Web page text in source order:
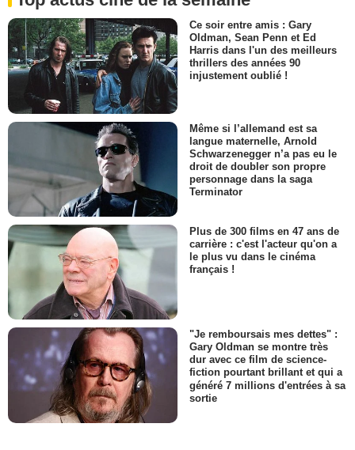
Ce soir entre amis : Gary
Oldman, Sean Penn et Ed
Harris dans l'un des meilleurs
thrillers des années 90
injustement oublié !
Même si l’allemand est sa
langue maternelle, Arnold
Schwarzenegger n’a pas eu le
droit de doubler son propre
personnage dans la saga
Terminator
Plus de 300 films en 47 ans de
carrière : c'est l'acteur qu'on a
le plus vu dans le cinéma
français !
"Je remboursais mes dettes" :
Gary Oldman se montre très
dur avec ce film de science-
fiction pourtant brillant et qui a
généré 7 millions d'entrées à sa
sortie